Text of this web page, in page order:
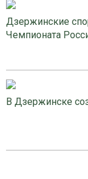
Дзержинские
Чемпионата
В Дзержинске